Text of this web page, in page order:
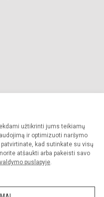
užtikrinti jums teikiamų
ir optimizuoti naršymo
patvirtinate, kad sutinkate su visų
atšaukti arba pakeisti savo
puslapyje.
Visos teisės saugomos.
sutikimo griežtai draudžiama.
Slapukų valdymas